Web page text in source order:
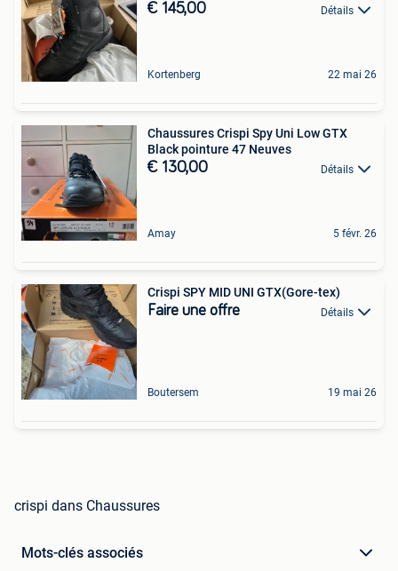
€ 145,00 Détails
Kortenberg 22 mai 26
Chaussures Crispi Spy Uni Low GTX
Black pointure 47 Neuves
€ 130,00 Détails
Amay 5 févr. 26
Crispi SPY MID UNI GTX(Gore-tex)
Faire une offre Détails
Boutersem 19 mai 26
crispi dans Chaussures
Mots-clés associés